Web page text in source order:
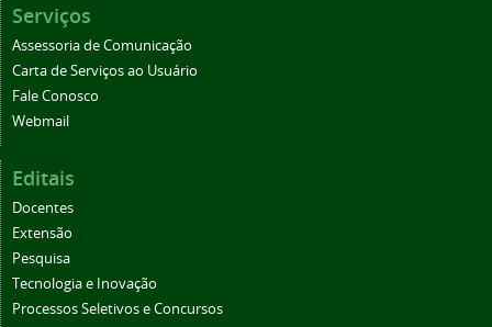
Serviços
Assessoria de Comunicação
Carta de Serviços ao Usuário
Fale Conosco
Webmail
Editais
Docentes
Extensão
Pesquisa
Tecnologia e Inovação
Processos Seletivos e Concursos